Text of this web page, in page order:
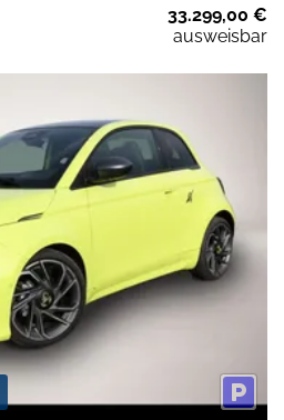
33.299,00 €
ausweisbar